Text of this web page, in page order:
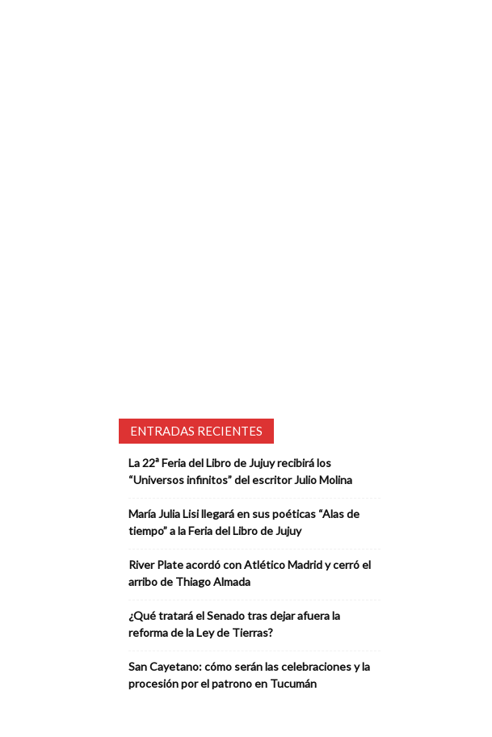
ENTRADAS RECIENTES
La 22ª Feria del Libro de Jujuy recibirá los
“Universos infinitos” del escritor Julio Molina
María Julia Lisi llegará en sus poéticas “Alas de
tiempo” a la Feria del Libro de Jujuy
River Plate acordó con Atlético Madrid y cerró el
arribo de Thiago Almada
¿Qué tratará el Senado tras dejar afuera la
reforma de la Ley de Tierras?
San Cayetano: cómo serán las celebraciones y la
procesión por el patrono en Tucumán